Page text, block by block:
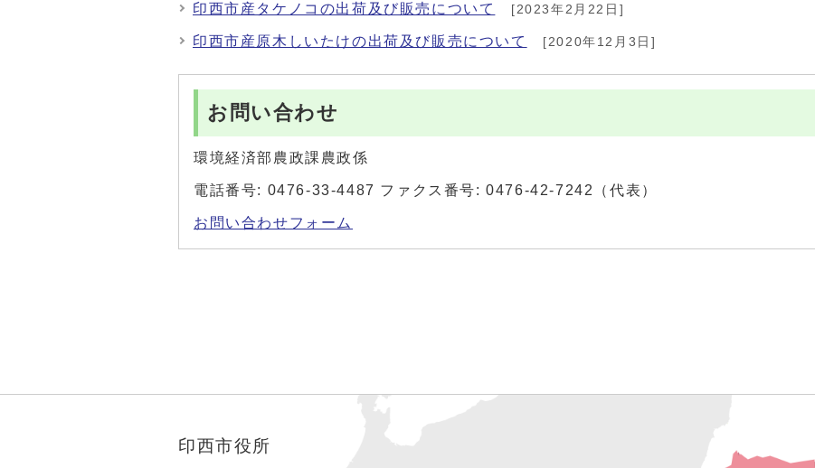
印西市産タケノコの出荷及び販売について [2023年2月22日]
印西市産原木しいたけの出荷及び販売について [2020年12月3日]
お問い合わせ
環境経済部農政課農政係
電話番号: 0476-33-4487 ファクス番号: 0476-42-7242（代表）
お問い合わせフォーム
印西市役所